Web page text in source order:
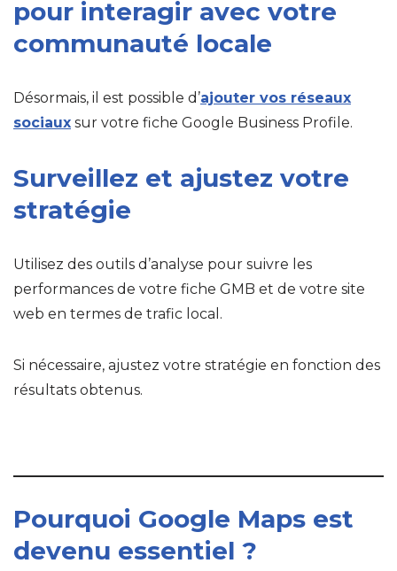
pour interagir avec votre
communauté locale
Désormais, il est possible d’ajouter vos réseaux
sociaux sur votre fiche Google Business Profile.
Surveillez et ajustez votre
stratégie
Utilisez des outils d’analyse pour suivre les
performances de votre fiche GMB et de votre site
web en termes de trafic local.
Si nécessaire, ajustez votre stratégie en fonction des
résultats obtenus.
Pourquoi Google Maps est
devenu essentiel ?